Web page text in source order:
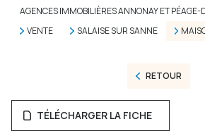
AGENCES IMMOBILIÈRES ANNONAY ET
VENTE
SALAISE SUR SANNE
RETOUR
TÉLÉCHARGER LA FICHE